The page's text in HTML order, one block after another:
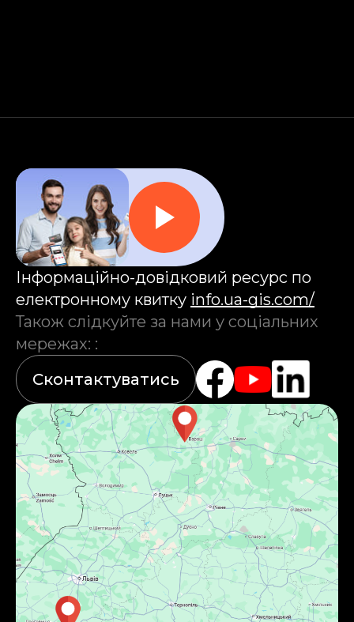
Інформаційно-довідковий ресурс по
електронному квитку info.ua-gis.com/
Також слідкуйте за нами у соціальних
мережах: :
Сконтактуватись